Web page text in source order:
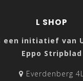
L SHOP
een initiatief van
Eppo Stripblad
Everdenberg